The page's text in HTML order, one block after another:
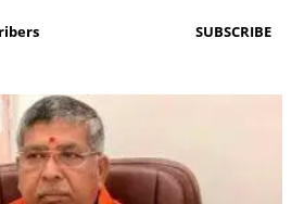
SUBSCRIBE